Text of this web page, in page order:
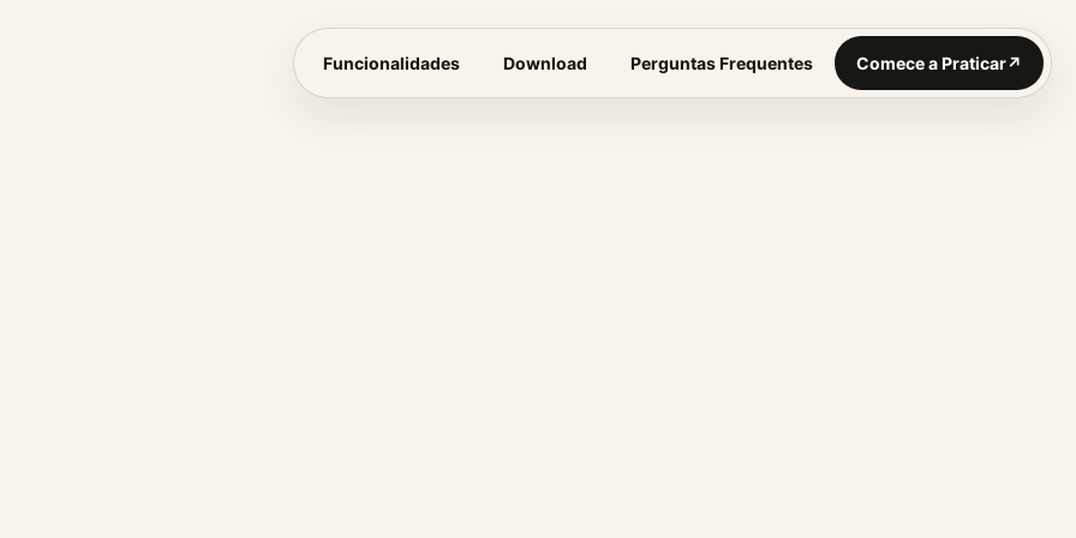
Funcionalidades Download Perguntas Frequentes Comece a Praticar↗